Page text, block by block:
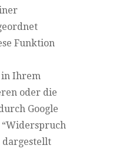
Funktion
in Ihrem
oder die
Google
dargestellt